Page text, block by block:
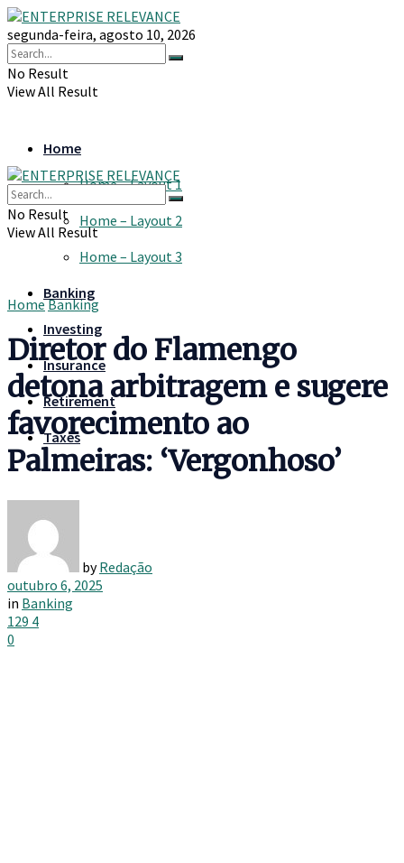
segunda-feira, agosto 10, 2026
No Result
View All Result
Home
Home – Layout 1
Home – Layout 2
Home – Layout 3
Banking
Investing
Insurance
Retirement
Taxes
No Result
View All Result
HomeBanking
Diretor do Flamengo
detona arbitragem e sugere
favorecimento ao
Palmeiras: ‘Vergonhoso’
by Redação
outubro 6, 2025
in Banking
129 4
0